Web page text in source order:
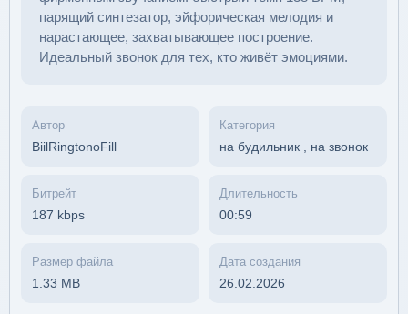
парящий синтезатор, эйфорическая мелодия и
нарастающее, захватывающее построение.
Идеальный звонок для тех, кто живёт эмоциями.
Автор
BiilRingtonoFill
Категория
на будильник, на звонок
Битрейт
187 kbps
Длительность
00:59
Размер файла
1.33 MB
Дата создания
26.02.2026